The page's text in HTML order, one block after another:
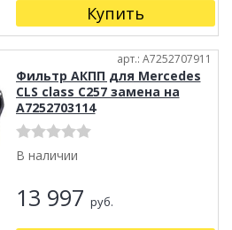
Купить
арт.: A7252707911
Фильтр АКПП для Mercedes
CLS class C257 замена на
A7252703114
В наличии
13 997 руб.